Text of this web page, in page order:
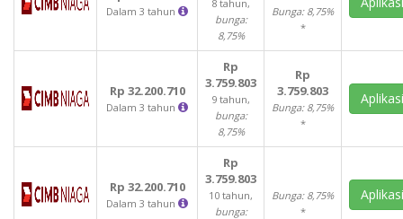
Dalam 3 tahun
8 tahun,
bunga:
8,75%
Bunga: 8,75%
*
Rp 32.200.710
Dalam 3 tahun
Rp
3.759.803
9 tahun,
bunga:
8,75%
Rp
3.759.803
Bunga: 8,75%
*
Rp 32.200.710
Dalam 3 tahun
Rp
3.759.803
10 tahun,
bunga:
Bunga: 8,75%
*